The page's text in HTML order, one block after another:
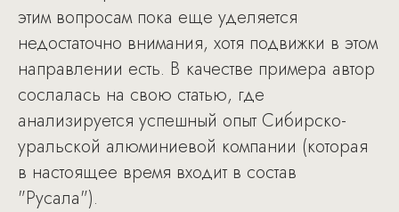
этим вопросам пока еще уделяется
недостаточно внимания, хотя подвижки в этом
направлении есть. В качестве примера автор
сослалась на свою статью, где
анализируется успешный опыт Сибирско-
уральской алюминиевой компании (которая
в настоящее время входит в состав
"Русала").